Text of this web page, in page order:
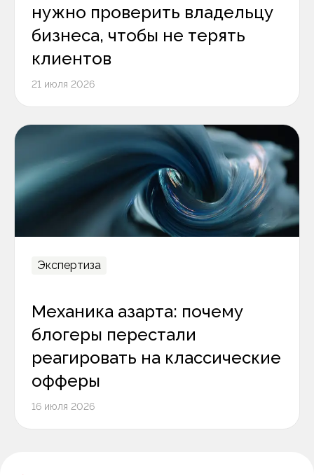
нужно проверить владельцу
бизнеса, чтобы не терять
клиентов
21 июля 2026
Экспертиза
Механика азарта: почему
блогеры перестали
реагировать на классические
офферы
16 июля 2026